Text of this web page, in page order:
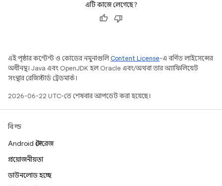
এটি কাজে লেগেছে?
এই পৃষ্ঠার কন্টেন্ট ও কোডের নমুনাগুলিContent License-এ বর্ণিত লাইসেন্সের
অধীনস্থ। Java এবং OpenJDK হল Oracle এবং/অথবা তার অ্যাফিলিয়েট
সংস্থার রেজিস্টার্ড ট্রেডমার্ক।
2026-06-22 UTC-তে শেষবার আপডেট করা হয়েছে।
বিল্ড
Android স্টোরেজ
প্রয়োজনীয়তা
ডাউনলোড হচ্ছে